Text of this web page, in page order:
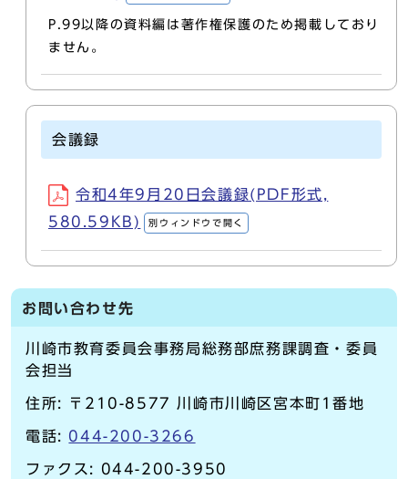
P.99以降の資料編は著作権保護のため掲載しており
ません。
会議録
令和4年9月20日会議録(PDF形式,
580.59KB)
別ウィンドウで開く
お問い合わせ先
川崎市教育委員会事務局総務部庶務課調査・委員
会担当
住所: 〒210-8577 川崎市川崎区宮本町1番地
電話: 044-200-3266
ファクス: 044-200-3950